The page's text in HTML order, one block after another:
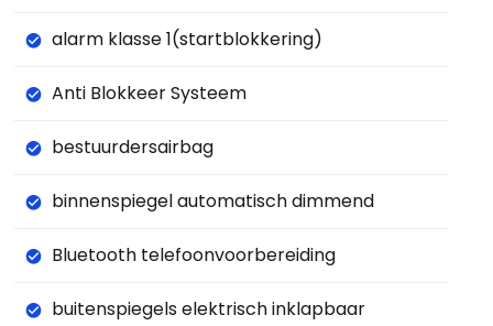
alarm klasse 1(startblokkering)
Anti Blokkeer Systeem
bestuurdersairbag
binnenspiegel automatisch dimmend
Bluetooth telefoonvoorbereiding
buitenspiegels elektrisch inklapbaar